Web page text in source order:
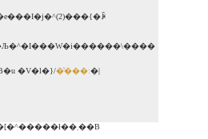
�V�l�}/�̔���:�|
���̃T�C�g��DVD�̂݃f�[�^�����ł��܂��B